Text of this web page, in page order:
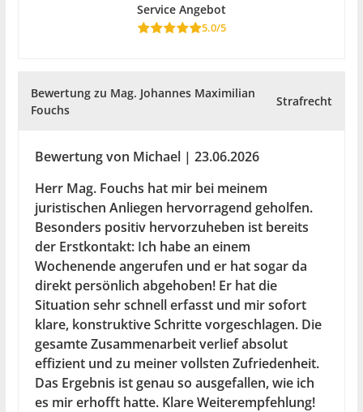
Service Angebot
5.0/5
Bewertung zu Mag. Johannes Maximilian
Fouchs
Strafrecht
Bewertung von Michael | 23.06.2026
Herr Mag. Fouchs hat mir bei meinem
juristischen Anliegen hervorragend geholfen.
Besonders positiv hervorzuheben ist bereits
der Erstkontakt: Ich habe an einem
Wochenende angerufen und er hat sogar da
direkt persönlich abgehoben! Er hat die
Situation sehr schnell erfasst und mir sofort
klare, konstruktive Schritte vorgeschlagen. Die
gesamte Zusammenarbeit verlief absolut
effizient und zu meiner vollsten Zufriedenheit.
Das Ergebnis ist genau so ausgefallen, wie ich
es mir erhofft hatte. Klare Weiterempfehlung!